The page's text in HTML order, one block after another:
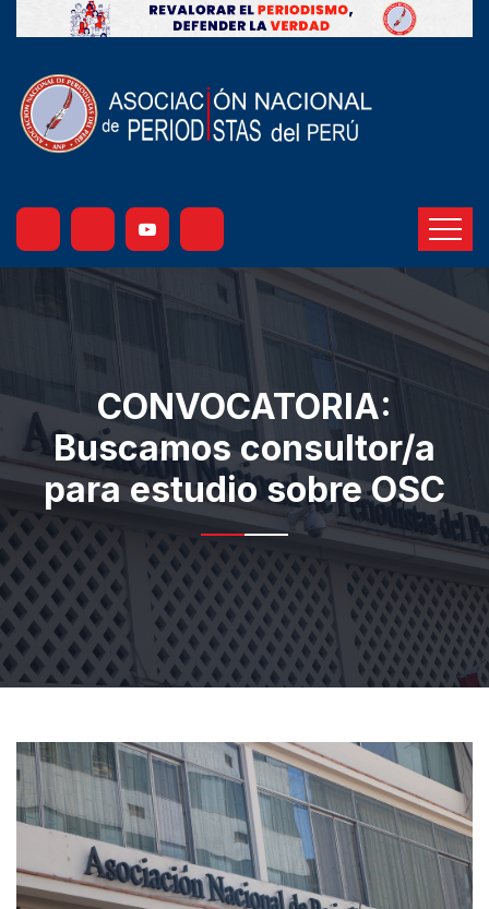
CONVOCATORIA:
Buscamos consultor/a
para estudio sobre OSC